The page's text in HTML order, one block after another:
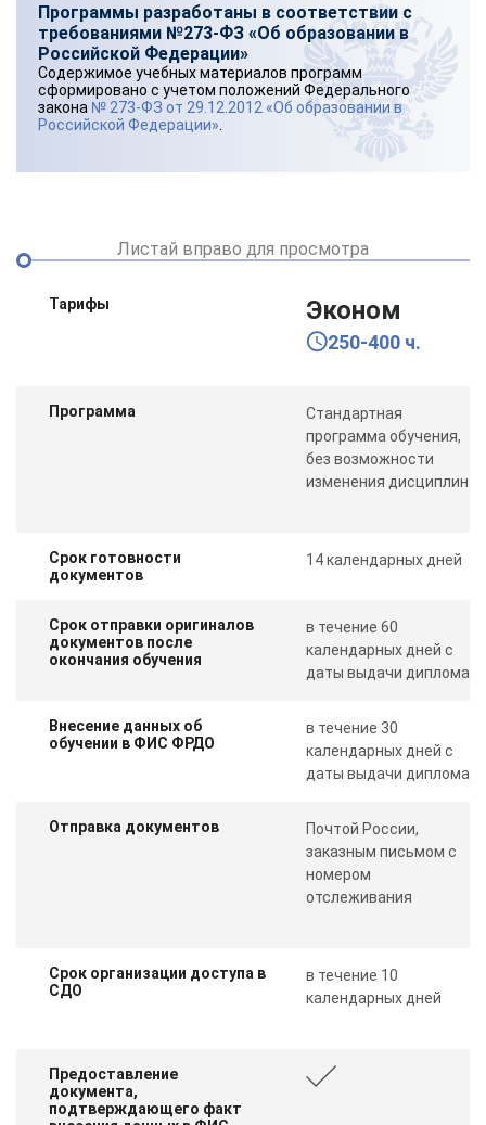
Программы разработаны в соответствии с
требованиями №273-ФЗ «Об образовании в
Российской Федерации»
Содержимое учебных материалов программ
сформировано с учетом положений Федерального
закона № 273-ФЗ от 29.12.2012 «Об образовании в
Российской Федерации»
Листай вправо для просмотра
Тарифы Эконом
250-400 ч.
Программа
Стандартная
программа обучения,
без возможности
изменения дисциплин
Срок готовности
документов
14 календарных дней
Срок отправки оригиналов
документов после
окончания обучения
в течение 60
календарных дней с
даты выдачи диплома
Внесение данных об
обучении в ФИС ФРДО
в течение 30
календарных дней с
даты выдачи диплома
Отправка документов
Почтой России,
заказным письмом с
номером
отслеживания
Срок организации доступа в
СДО
в течение 10
календарных дней
Предоставление
документа,
подтверждающего факт